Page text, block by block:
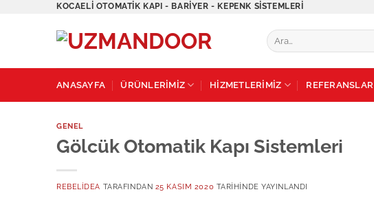
KOCAELI OTOMATIK KAPI - BARIYER - KEPENK SISTEMLERI
Ara:
ANASAYFA ÜRÜNLERİMİZ HİZMETLERİMİZ REFERANSLAR
GENEL
Gölcük Otomatik Kapı Sistemleri
REBELIDEA TARAFINDAN 25 KASIM 2020 TARIHINDE YAYINLANDI